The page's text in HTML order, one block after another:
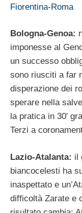
Fiorentina-Roma
Bologna-Genoa:
imponesse al
un successo
sono riusciti a far
disperazione dei
sperare nella
la pratica in 30′
Terzi a
Lazio-Atalanta: il
biancocelesti ha
inaspettato e
difficoltà Zarate e